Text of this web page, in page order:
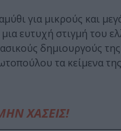
για μικρούς και
ευτυχή στιγμή του
δημιουργούς
τα κείμενα
ΧΑΣΕΙΣ!